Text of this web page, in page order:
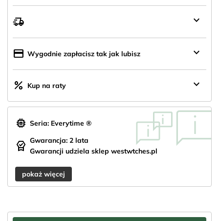
delivery_truck_speed keyboard_arrow_down
credit_card Wygodnie zapłacisz tak jak lubisz keyboard_arrow_down
percent Kup na raty keyboard_arrow_down
memory Seria: Everytime ®
editor_choice Gwarancja: 2 lata
Gwarancji udziela sklep westwtches.pl
pokaż więcej